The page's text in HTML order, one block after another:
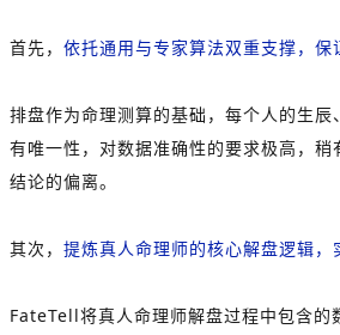
首先， 依托通用与专家算法双重支撑，保
排盘作为命理测算的基础，每个人的生辰
有唯一性，对数据准确性的要求极高，稍
结论的偏离。
其次， 提炼真人命理师的核心解盘逻辑，
FateTell将真人命理师解盘过程中包含的